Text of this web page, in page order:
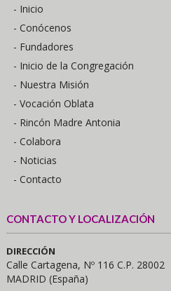
- Inicio
- Conócenos
- Fundadores
- Inicio de la Congregación
- Nuestra Misión
- Vocación Oblata
- Rincón Madre Antonia
- Colabora
- Noticias
- Contacto
CONTACTO Y LOCALIZACIÓN
DIRECCIÓN
Calle Cartagena, Nº 116 C.P. 28002
MADRID (España)